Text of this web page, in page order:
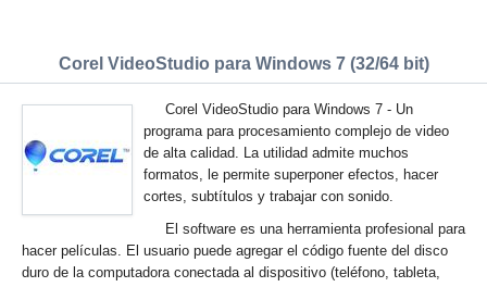
Corel VideoStudio para Windows 7 (32/64 bit)
Corel VideoStudio para Windows 7 - Un
programa para procesamiento complejo de video
de alta calidad. La utilidad admite muchos
formatos, le permite superponer efectos, hacer
cortes, subtítulos y trabajar con sonido.
El software es una herramienta profesional para
hacer películas. El usuario puede agregar el código fuente del disco
duro de la computadora conectada al dispositivo (teléfono, tableta,